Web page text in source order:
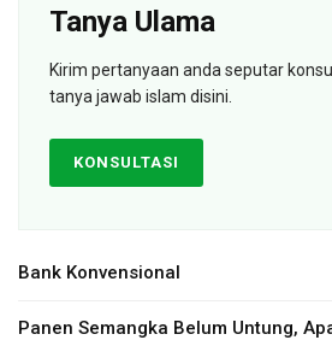
Tanya Ulama
Kirim pertanyaan anda seputar
tanya jawab islam disini.
KONSULTASI
Bank Konvensional
Panen Semangka Belum Untung,